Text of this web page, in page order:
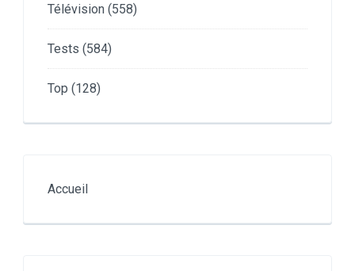
Télévision (558)
Tests (584)
Top (128)
Accueil